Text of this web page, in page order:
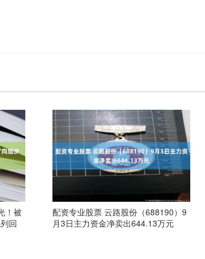
！被
回
配资专业股票 云路股份（688190）9
月3日主力资金净卖出644.13万元